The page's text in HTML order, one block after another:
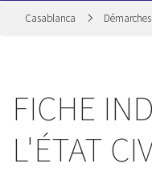
Casablanca Démarches
FICHE
L'ÉTAT